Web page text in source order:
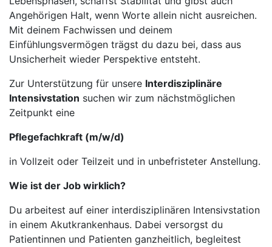
Angehörigen Halt, wenn Worte allein nicht ausreichen.
Mit deinem Fachwissen und deinem
Einfühlungsvermögen trägst du dazu bei, dass aus
Unsicherheit wieder Perspektive entsteht.
Zur Unterstützung für unsere Interdisziplinäre
Intensivstation suchen wir zum nächstmöglichen
Zeitpunkt eine
Pflegefachkraft (m/w/d)
in Vollzeit oder Teilzeit und in unbefristeter Anstellung.
Wie ist der Job wirklich?
Du arbeitest auf einer interdisziplinären Intensivstation
in einem Akutkrankenhaus. Dabei versorgst du
Patientinnen und Patienten ganzheitlich, begleitest